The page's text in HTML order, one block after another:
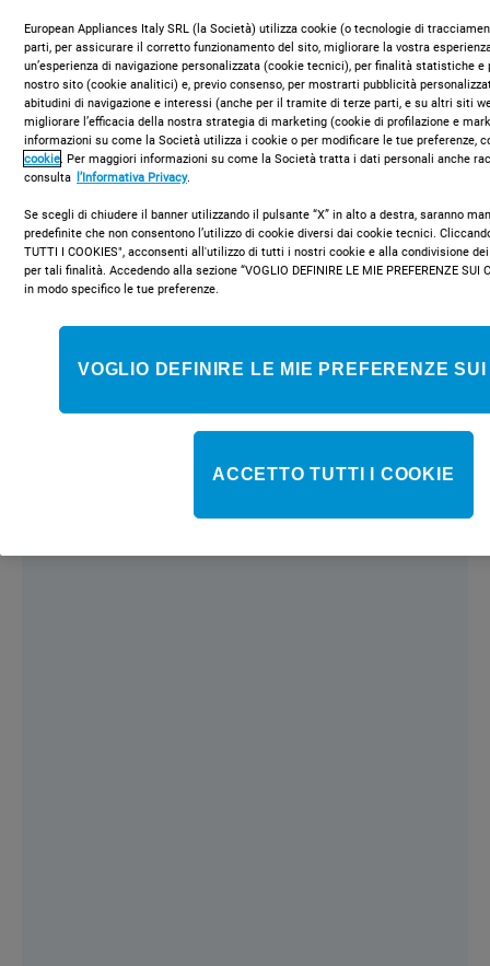
COMPRA ONLINE
Tecnologia avanzata
European Appliances Italy SRL (la Società) utilizza cookie (o tecnologie di
parti, per assicurare il corretto funzionamento del sito, migliorare la vostra
un’esperienza di navigazione personalizzata (cookie tecnici), per finalità statistiche e
nostro sito (cookie analitici) e, previo consenso, per mostrarti pubblicità
abitudini di navigazione e interessi (anche per il tramite di terze parti, e su altri siti
migliorare l’efficacia della nostra strategia di marketing (cookie di profilazione e
informazioni su come la Società utilizza i cookie o per modificare le tue preferenze,
cookie. Per maggiori informazioni su come la Società tratta i dati personali anche
consulta l’Informativa Privacy.
Se scegli di chiudere il banner utilizzando il pulsante “X” in alto a destra, saranno
predefinite che non consentono l’utilizzo di cookie diversi dai cookie tecnici.
TUTTI I COOKIES", acconsenti all'utilizzo di tutti i nostri cookie e alla condivisione
per tali finalità. Accedendo alla sezione “VOGLIO DEFINIRE LE MIE PREFERENZE SUI
in modo specifico le tue preferenze.
VOGLIO DEFINIRE LE MIE PREFERENZE
ACCETTO TUTTI I COOKIE